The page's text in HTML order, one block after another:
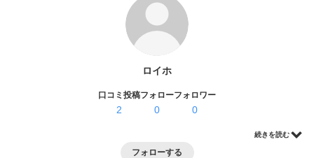
ロイホ
口コミ投稿
2
フォロー
0
フォロワー
0
続きを読む
フォローする